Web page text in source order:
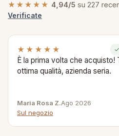
★★★★★ 4,94/5 su 227
Verificate
★★★★★
È la prima volta che acquisto!
ottima qualità, azienda seria.
Maria Rosa Z.Ago 2026
Sul negozio